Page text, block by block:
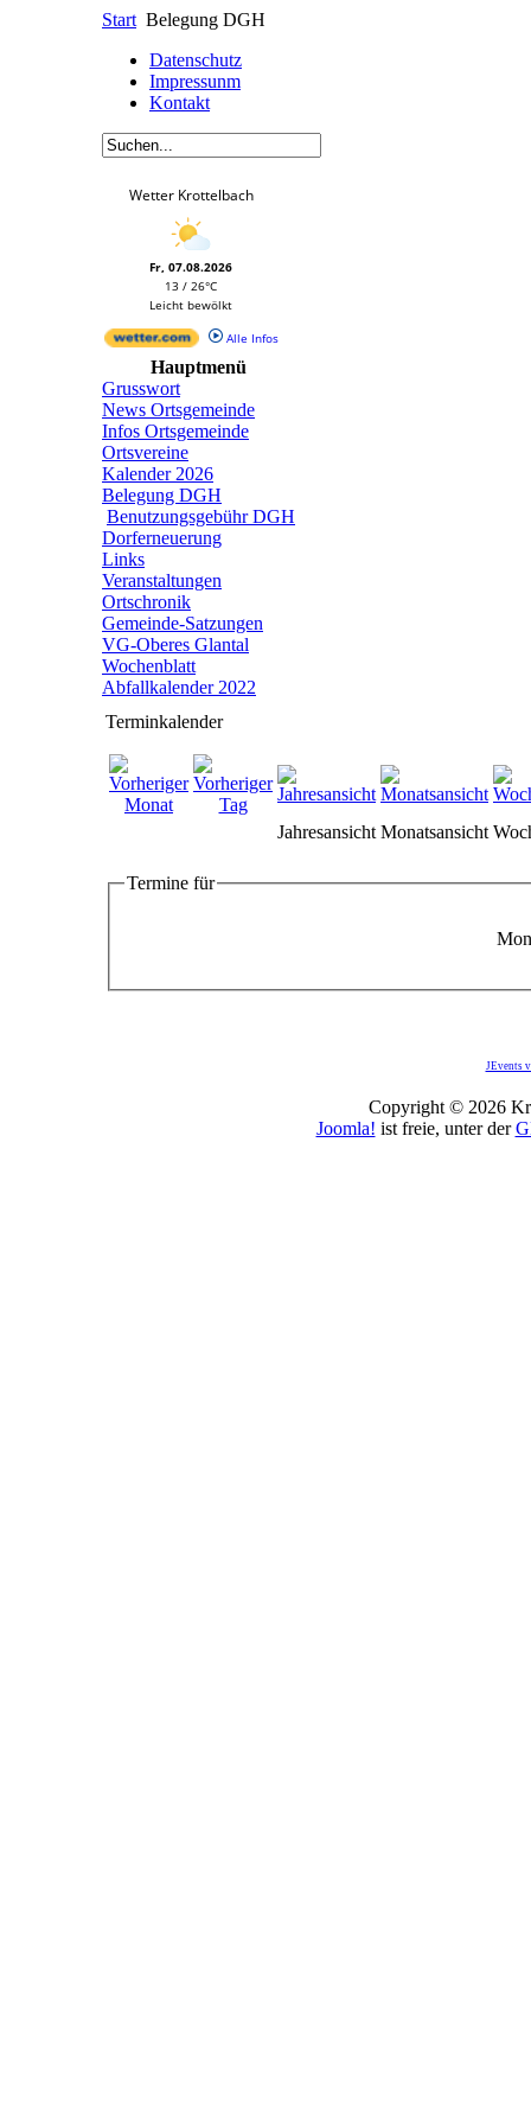
Start Belegung DGH
Datenschutz
Impressunm
Kontakt
Wetter Krottelbach
Fr, 07.08.2026
13 / 26°C
Leicht bewölkt
Alle Infos
Hauptmenü
Grusswort
News Ortsgemeinde
Infos Ortsgemeinde
Ortsvereine
Kalender 2026
Belegung DGH
Benutzungsgebühr DGH
Dorferneuerung
Links
Veranstaltungen
Ortschronik
Gemeinde-Satzungen
VG-Oberes Glantal
Wochenblatt
Abfallkalender 2022
Terminkalender
Jahresansicht Monatsansicht
Termine für
JEvents
Copyright © 2026
Joomla! ist freie, unter der